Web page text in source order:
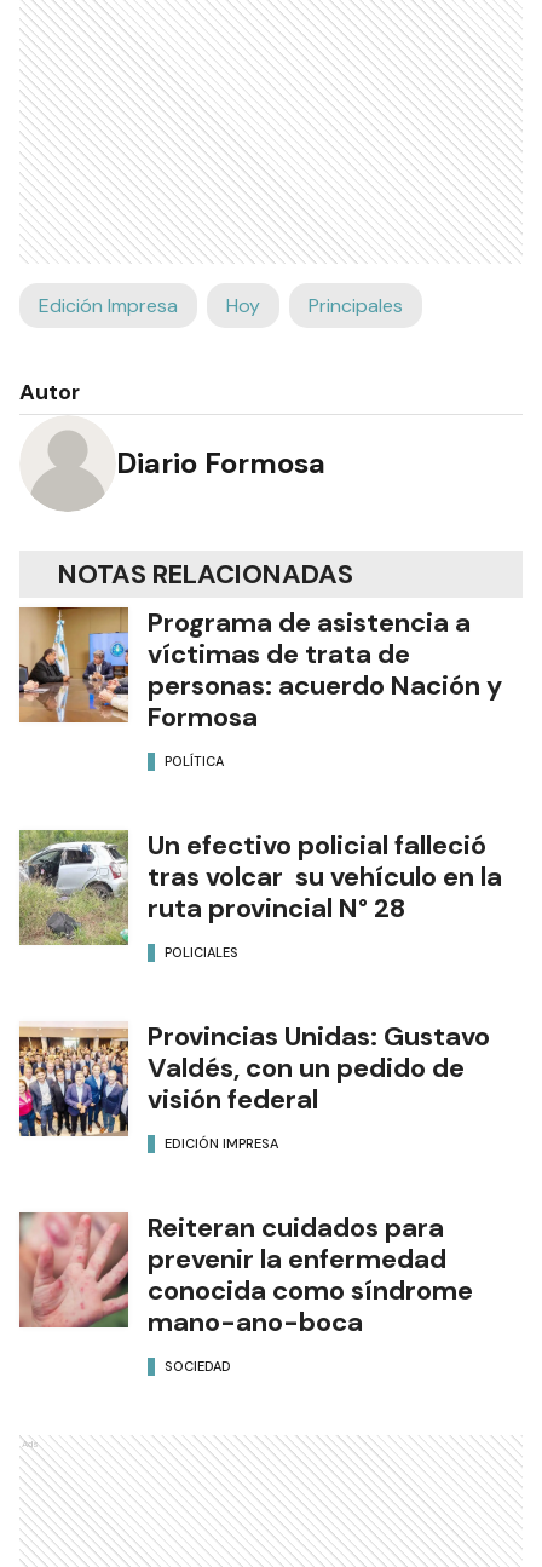
Edición Impresa Hoy Principales
Autor
Diario Formosa
NOTAS RELACIONADAS
Programa de asistencia a
víctimas de trata de
personas: acuerdo Nación y
Formosa
POLÍTICA
Un efectivo policial falleció
tras volcar su vehículo en la
ruta provincial N° 28
POLICIALES
Provincias Unidas: Gustavo
Valdés, con un pedido de
visión federal
EDICIÓN IMPRESA
Reiteran cuidados para
prevenir la enfermedad
conocida como síndrome
mano-ano-boca
SOCIEDAD
Ads